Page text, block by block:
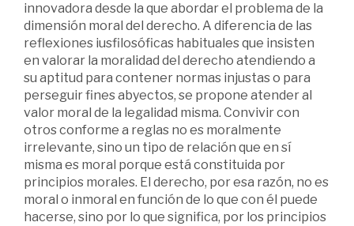
innovadora desde la que abordar el problema de la
dimensión moral del derecho. A diferencia de las
reflexiones iusfilosóficas habituales que insisten
en valorar la moralidad del derecho atendiendo a
su aptitud para contener normas injustas o para
perseguir fines abyectos, se propone atender al
valor moral de la legalidad misma. Convivir con
otros conforme a reglas no es moralmente
irrelevante, sino un tipo de relación que en sí
misma es moral porque está constituida por
principios morales. El derecho, por esa razón, no es
moral o inmoral en función de lo que con él puede
hacerse, sino por lo que significa, por los principios